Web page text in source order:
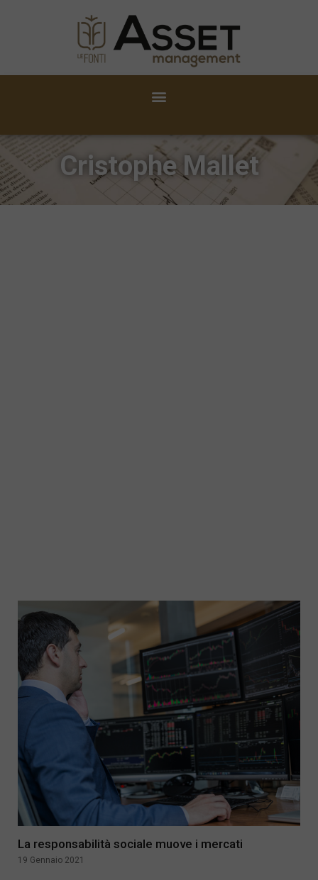
Cristophe Mallet
La responsabilità sociale muove i mercati
19 Gennaio 2021